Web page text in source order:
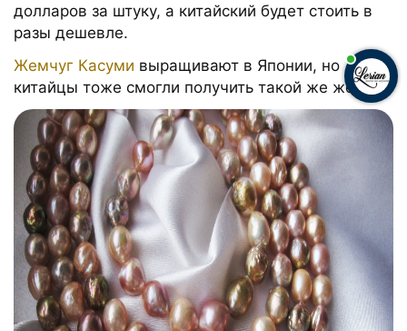
долларов за штуку, а китайский будет стоить в
разы дешевле.
Жемчуг Касуми выращивают в Японии, но
китайцы тоже смогли получить такой же жемчуг.